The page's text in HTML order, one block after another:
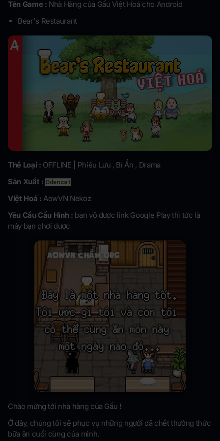
Tên Game : Nhà Hàng của Gấu Việt Hoá cho Android
Bear's Restaurant
Thể Loại : OFFLINE |
Phiêu Lưu , Bí Ẩn , Drama
Sản Xuất :Odencat
Việt Hoá : AowVN Nekoz
Yêu Cầu Cấu Hình : bạn vô được link Google Play thì tức là
máy bạn chơi được
Chào mừng tới nhà hàng của Gấu !
Ở đây, chúng tôi sẽ phục vụ những người đã chết thưởng thức
bữa ăn cuối cùng của mình.